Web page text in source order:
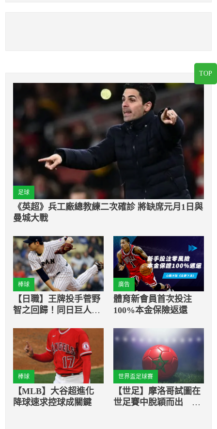
足球
《英超》兵工廠總教練二次確診 將缺席元月1日與
曼城大戰
棒球
【日職】王牌投手菅野
智之回歸！同日巨人簽
廣告
體育新會員首次投注
100%本金保險返還
棒球
【MLB】大谷超進化
降球速求控球成關鍵
世界盃足球賽
【世足】摩洛哥試圖在
世足賽中脫穎而出 惟
TOP